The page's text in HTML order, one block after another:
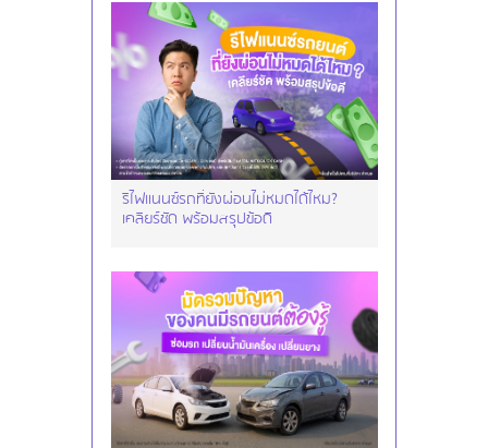
รีไฟแนนซ์รถที่ยังผ่อนไม่หมดได้ไหม?
เคลียร์ชัด พร้อมสรุปข้อดี